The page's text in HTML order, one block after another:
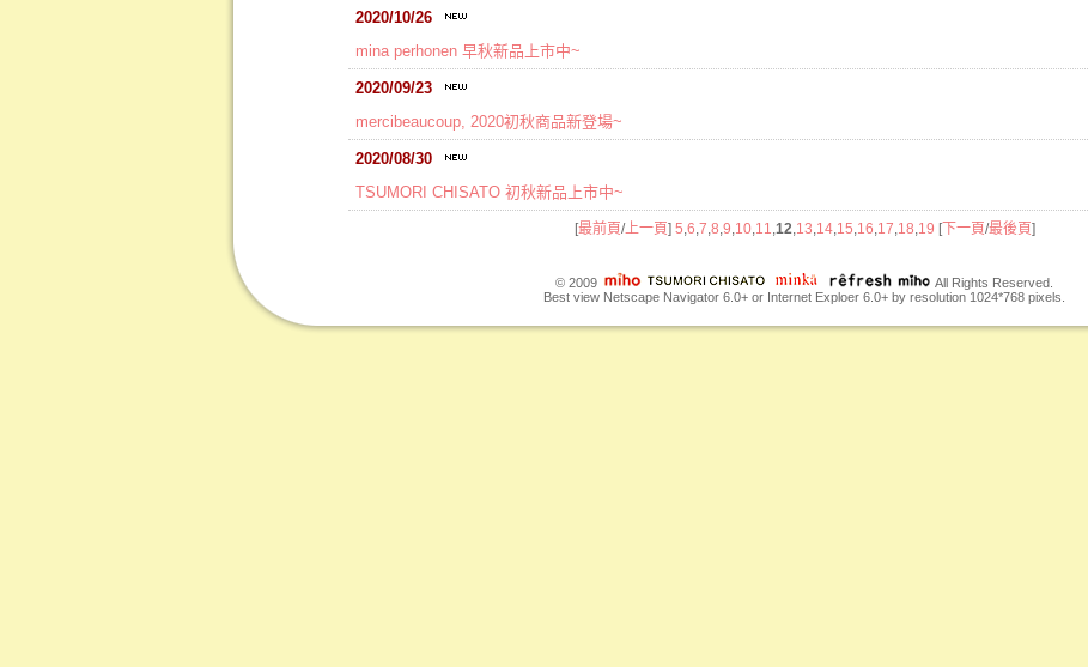
2020/10/26
mina perhonen 早秋新品上市中~
2020/09/23
mercibeaucoup, 2020初秋商品新登場~
2020/08/30
TSUMORI CHISATO 初秋新品上市中~
[最前頁/上一頁] 5 6 7 8 9 10, 11 12 13 14, 15 16 17 18 19 [下一頁/最後頁]
© 2009
All Rights Reserved.
Best view Netscape Navigator 6.0+ or Internet Exploer 6.0+ by resolution 1024*768 pixels.